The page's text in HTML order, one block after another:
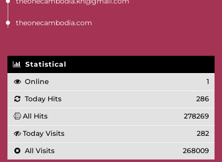
theonecambodia.com
Statistical
Online
1
Today Hits
286
All Hits
278269
Today Visits
282
All Visits
268009